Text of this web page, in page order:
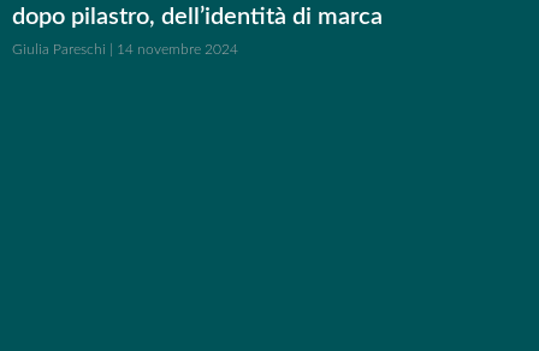
dopo pilastro, dell’identità di marca
Giulia Pareschi 14 novembre 2024